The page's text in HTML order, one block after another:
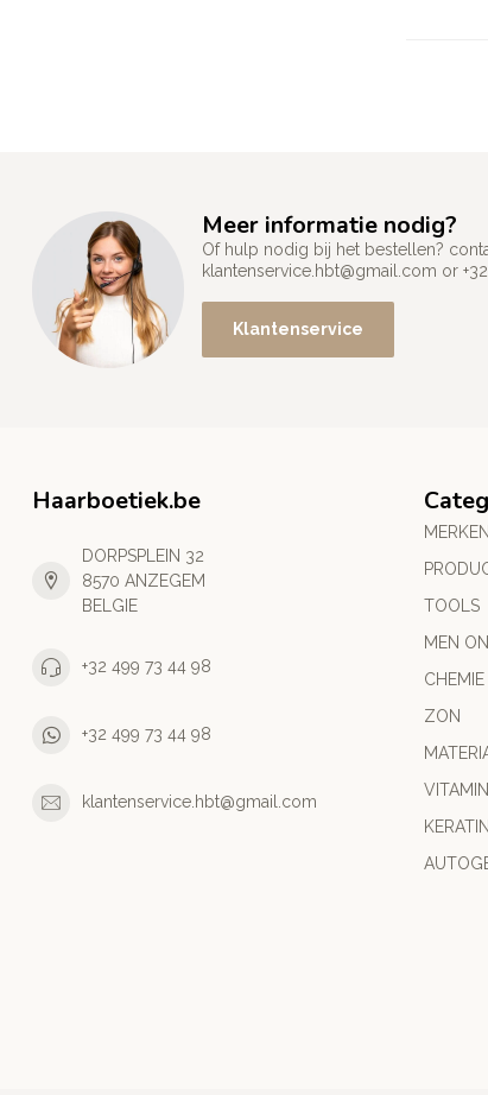
Meer informatie nodig?
Of hulp nodig bij het bestellen?
klantenservice.hbt@gmail.com or
Klantenservice
Haarboetiek.be
DORPSPLEIN 32
8570 ANZEGEM
BELGIE
+32 499 73 44 98
+32 499 73 44 98
klantenservice.hbt@gmail.com
MERKEN
TOOLS
MEN
CHEMIE
ZON